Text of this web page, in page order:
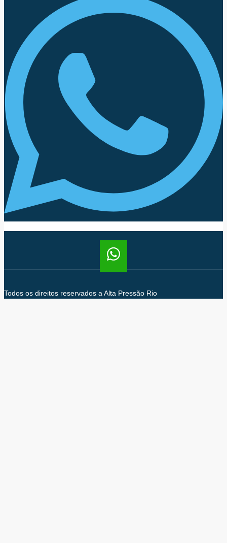
Todos os direitos reservados a Alta Pressão Rio